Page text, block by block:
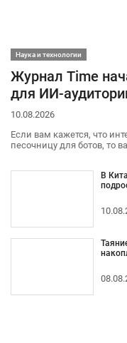
Наука и технологии
Журнал Time
для ИИ-
10.08.2026
Если вам кажется, что
песочницу для ботов, то
В